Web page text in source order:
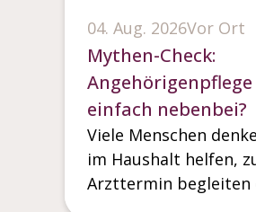
04. Aug. 2026Vor Ort
Mythen-Check:
einfach nebenbei?
Viele Menschen
im Haushalt helfen,
Arzttermin begleiten